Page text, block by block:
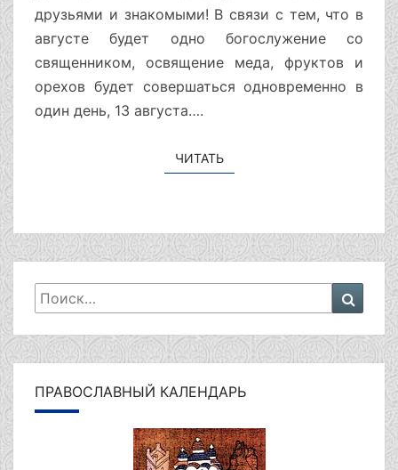
друзьями и знакомыми! В связи с тем, что в
августе будет одно богослужение со
священником, освящение меда, фруктов и
орехов будет совершаться одновременно в
один день, 13 августа….
ЧИТАТЬЧИТАТЬ
Искать: Поиск
ПРАВОСЛАВНЫЙ КАЛЕНДАРЬ